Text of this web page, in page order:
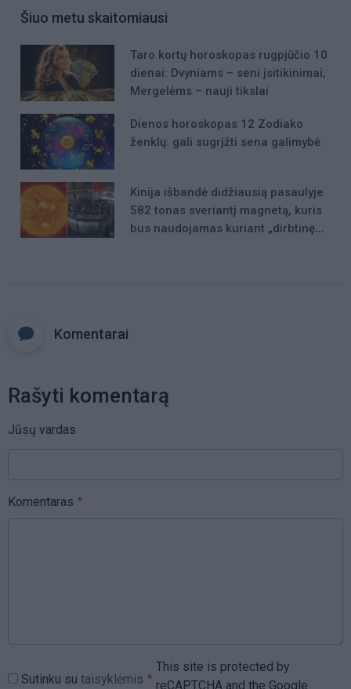
Šiuo metu skaitomiausi
Taro kortų horoskopas rugpjūčio 10
dienai: Dvyniams – seni įsitikinimai,
Mergelėms – nauji tikslai
Dienos horoskopas 12 Zodiako
ženklų: gali sugrįžti sena galimybė
Kinija išbandė didžiausią pasaulyje
582 tonas sveriantį magnetą, kuris
bus naudojamas kuriant „dirbtinę
Komentarai
Rašyti komentarą
Jūsų vardas
Komentaras
Sutinku su taisyklėmis
This site is protected by
reCAPTCHA and the Google